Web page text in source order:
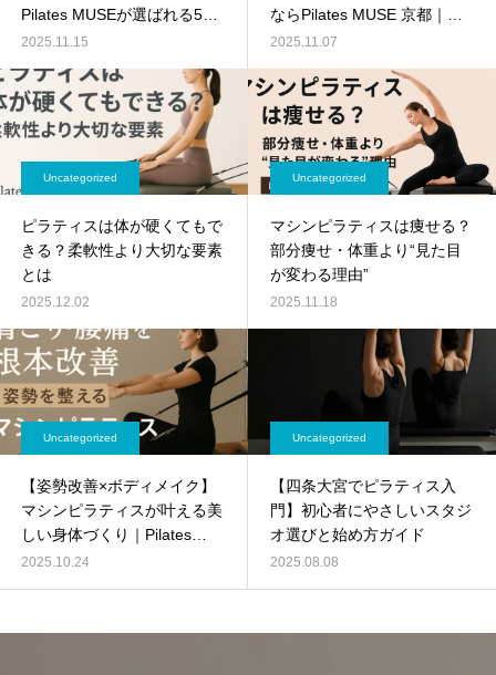
Pilates MUSEが選ばれる5つ
の理由
2025.11.15
ならPilates MUSE 京都｜姿
勢改善・体質改善を叶えるプ
2025.11.07
Uncategorized
ピラティスは体が硬くてもで
きる？柔軟性より大切な要素
とは
2025.12.02
Uncategorized
マシンピラティスは痩せる？
部分痩せ・体重より“見た目
が変わる理由”
2025.11.18
Uncategorized
【姿勢改善×ボディメイク】
マシンピラティスが叶える美
しい身体づくり｜Pilates
MUSE
2025.10.24
Uncategorized
【四条大宮でピラティス入
門】初心者にやさしいスタジ
オ選びと始め方ガイド
2025.08.08